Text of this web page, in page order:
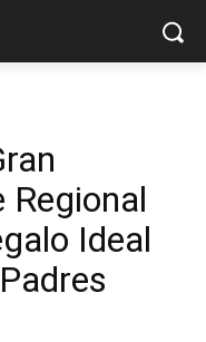
Ideal